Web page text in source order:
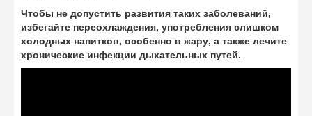
Чтобы не допустить развития таких заболеваний,
избегайте переохлаждения, употребления слишком
холодных напитков, особенно в жару, а также лечите
хронические инфекции дыхательных путей.